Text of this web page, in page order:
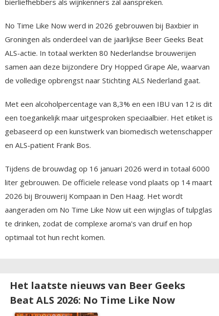
No Time Like Now werd in 2026 gebrouwen bij Baxbier in
Groningen als onderdeel van de jaarlijkse Beer Geeks Beat
ALS-actie. In totaal werkten 80 Nederlandse brouwerijen
samen aan deze bijzondere Dry Hopped Grape Ale, waarvan
de volledige opbrengst naar Stichting ALS Nederland gaat.
Met een alcoholpercentage van 8,3% en een IBU van 12 is dit
een toegankelijk maar uitgesproken speciaalbier. Het etiket is
gebaseerd op een kunstwerk van biomedisch wetenschapper
en ALS-patient Frank Bos.
Tijdens de brouwdag op 16 januari 2026 werd in totaal 6000
liter gebrouwen. De officiele release vond plaats op 14 maart
2026 bij Brouwerij Kompaan in Den Haag. Het wordt
aangeraden om No Time Like Now uit een wijnglas of tulpglas
te drinken, zodat de complexe aroma's van druif en hop
optimaal tot hun recht komen.
Het laatste nieuws van Beer Geeks
Beat ALS 2026: No Time Like Now